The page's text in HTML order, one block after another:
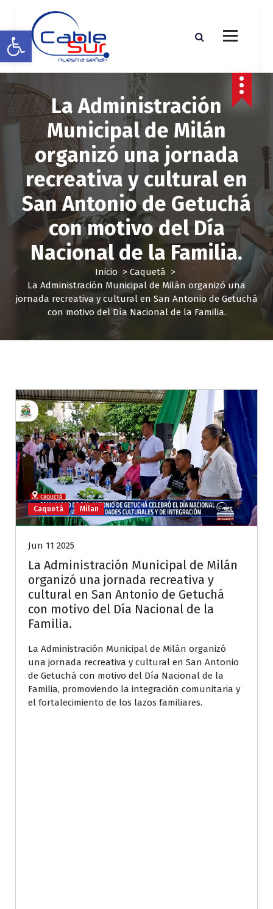
Abrir barra de herramientas
l
a
r
o
La Administración
Municipal de Milán
organizó una jornada
recreativa y cultural en
San Antonio de Getuchá
con motivo del Día
Nacional de la Familia.
Inicio > Caquetá >
La Administración Municipal de Milán organizó una
jornada recreativa y cultural en San Antonio de Getuchá
con motivo del Día Nacional de la Familia.
Caquetá Milan
Jun 11 2025
La Administración Municipal de Milán
organizó una jornada recreativa y
cultural en San Antonio de Getuchá
con motivo del Día Nacional de la
Familia.
La Administración Municipal de Milán organizó
una jornada recreativa y cultural en San Antonio
de Getuchá con motivo del Día Nacional de la
Familia, promoviendo la integración comunitaria y
el fortalecimiento de los lazos familiares.